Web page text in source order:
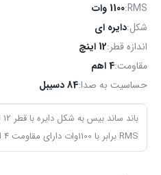
RMS:1100 وات
شکل:دایره ای
اندازه قطر:12 اینچ
مقاومت:4 اهم
حساسیت به صدا:84 دسیبل
RMS برابر با 1100وات دارای مقاومت 4 اهمی با صدای عالی